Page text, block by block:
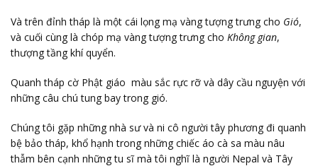
Và trên đỉnh tháp là một cái lọng mạ vàng tượng trưng cho Gió,
và cuối cùng là chóp mạ vàng tượng trưng cho Không gian,
thượng tầng khí quyển.
Quanh tháp cờ Phật giáo màu sắc rực rỡ và dây cầu nguyện với
những câu chú tung bay trong gió.
Chúng tôi gặp những nhà sư và ni cô người tây phương đi quanh
bệ bảo tháp, khổ hạnh trong những chiếc áo cà sa màu nâu
thẫm bên cạnh những tu sĩ mà tôi nghĩ là người Nepal và Tây